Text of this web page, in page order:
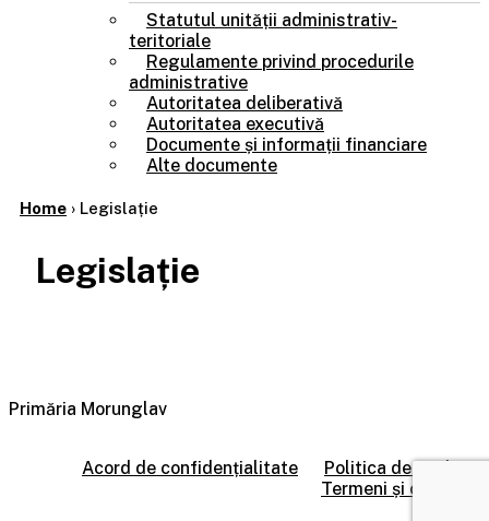
Statutul unității administrativ-
teritoriale
Regulamente privind procedurile
administrative
Autoritatea deliberativă
Autoritatea executivă
Documente și informații financiare
Alte documente
Home › Legislație
Legislație
Primăria Morunglav
Acord de confidențialitate
Politica de cookie
Termeni și condiții